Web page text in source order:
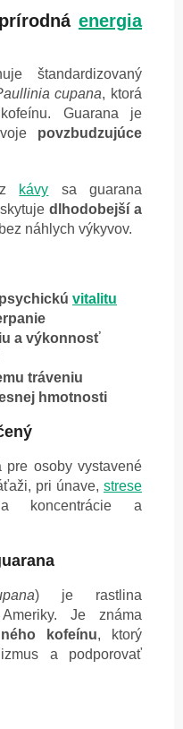
energia
štandardizovaný
cupana, ktorá
Guarana je
povzbudzujúce
z kávy sa guarana
dlhodobejší a
bez náhlych výkyvov.
vitalitu
a výkonnosť
tráveniu
hmotnosti
pre osoby vystavené
pri únave, strese
koncentrácie a
) je rastlina
Je známa
kofeínu, ktorý
a podporovať